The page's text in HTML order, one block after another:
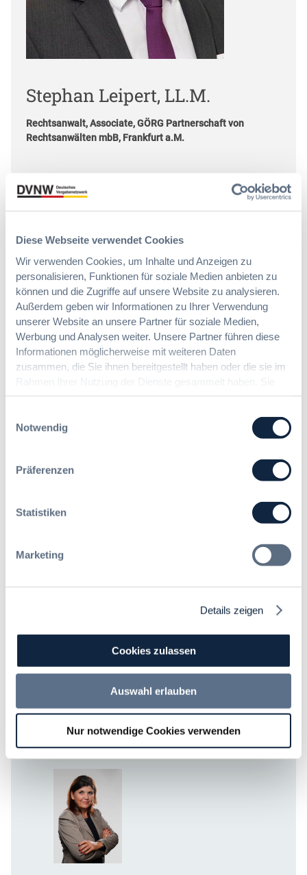
Diese Webseite verwendet Cookies
Wir verwenden Cookies, um Inhalte und Anzeigen zu
personalisieren, Funktionen für soziale Medien anbieten zu
können und die Zugriffe auf unsere Website zu analysieren.
Außerdem geben wir Informationen zu Ihrer Verwendung
unserer Website an unsere Partner für soziale Medien,
Werbung und Analysen weiter. Unsere Partner führen diese
Informationen möglicherweise mit weiteren Daten
zusammen, die Sie ihnen bereitgestellt haben oder die sie im
geben Einwilligung zu unseren Cookies, wenn Sie unsere
Notwendig
Präferenzen
Statistiken
Marketing
Details zeigen
Cookies zulassen
Auswahl erlauben
Nur notwendige Cookies verwenden
Stephan Leipert, LL.M.
Rechtsanwalt, Associate, GÖRG Partnerschaft von
Rechtsanwälten mbB, Frankfurt a.M.
Stephan Leipert ist Rechtsanwalt im Frankfurter
Büro von GÖRG Rechtsanwälten. Er berät
besonderen Fokus auf Immobilientransaktionen,
Projektentwicklungen und das gewerbliche
Mietrecht. Stephan Leipert studierte
Rechtswissenschaften an der Ruprecht-Karls-
Universität Heidelberg.
Die nächsten Seminare:
Keine zukünftigen Seminare.
Ihre Ansprechpartner bei der
DVNW Akademie
Sprechen Sie uns an – wir freuen uns auf Sie!
Leiter Fortbildungen
Daniel Buschermöhle
+49 (0) 170 22 45 767
daniel.buschermoehle@dvnw.de